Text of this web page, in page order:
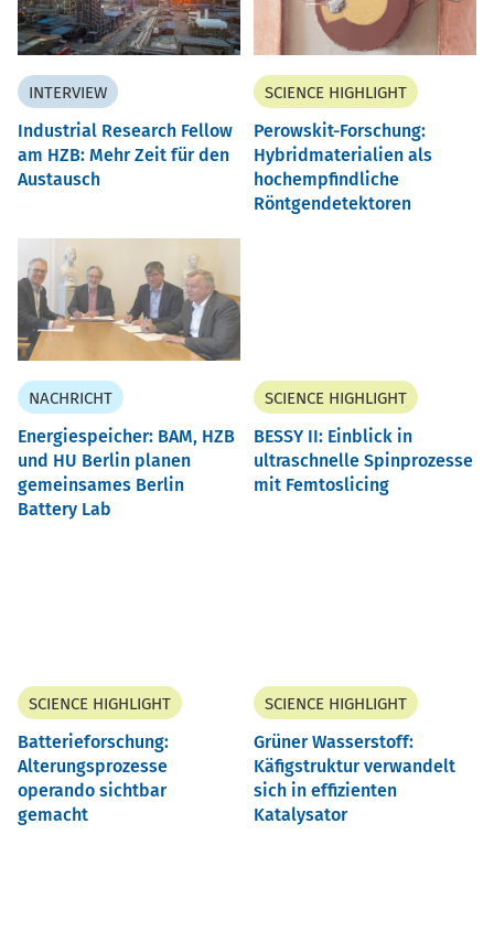
INTERVIEW
Industrial Research Fellow
am HZB: Mehr Zeit für den
Austausch
SCIENCE HIGHLIGHT
Perowskit-Forschung:
Hybridmaterialien als
hochempfindliche
Röntgendetektoren
NACHRICHT
Energiespeicher: BAM, HZB
und HU Berlin planen
gemeinsames Berlin
Battery Lab
SCIENCE HIGHLIGHT
BESSY II: Einblick in
ultraschnelle Spinprozesse
mit Femtoslicing
SCIENCE HIGHLIGHT
Batterieforschung:
Alterungsprozesse
operando sichtbar
gemacht
SCIENCE HIGHLIGHT
Grüner Wasserstoff:
Käfigstruktur verwandelt
sich in effizienten
Katalysator